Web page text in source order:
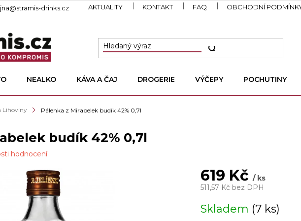
drinks.cz AKTUALITY KONTAKT FAQ OBCHODNÍ
NEALKO KÁVA A ČAJ DROGERIE VÝČEPY POCHUTINY
Lihoviny Pálenka z Mirabelek budík 42% 0,7l
budík 42% 0,7l
hodnocení
619 Kč/ ks
511,57 Kč bez DPH
cena:
Skladem (7 ks)